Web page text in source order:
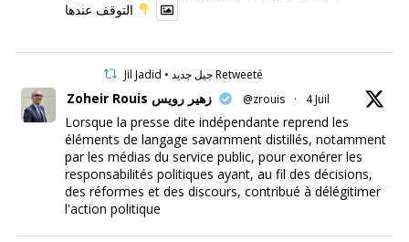
Jil Jadid • جيل جديد Retweeté
Zoheir Rouis زهير رويس @zrouis · 4 Juil
Lorsque la presse dite indépendante reprend les
éléments de langage savamment distillés, notamment
par les médias du service public, pour exonérer les
responsabilités politiques ayant, au fil des décisions,
des réformes et des discours, contribué à délégitimer
l'action politique